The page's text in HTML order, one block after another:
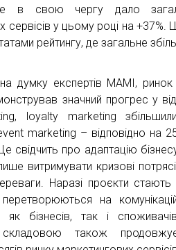
в свою чергу дало
сервісів у цьому році на +37%.
рейтингу, де загальне
думку експертів МАМІ, ринок
значний прогрес у
loyalty marketing
marketing – відповідно на
свідчить про адаптацію
витримувати кризові
Наразі проєкти
на
як бізнесів, так і
складовою також